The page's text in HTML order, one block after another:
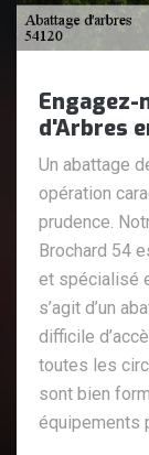
d'Arbres
Un abattage
opération
prudence.
Brochard 54
et spécialisé
s’agit d’un
difficile
toutes les
sont bien
équipements